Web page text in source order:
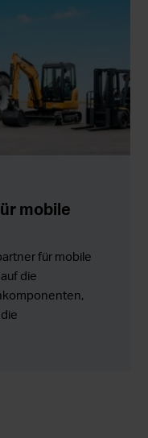
mobile
für mobile
die
spezialisiert